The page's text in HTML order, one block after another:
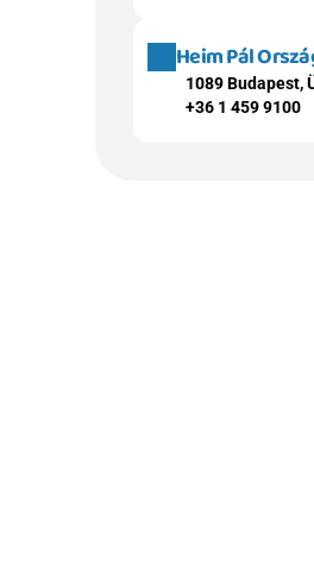
Heim Pál
1089 Budapest,
+36 1 459 9100